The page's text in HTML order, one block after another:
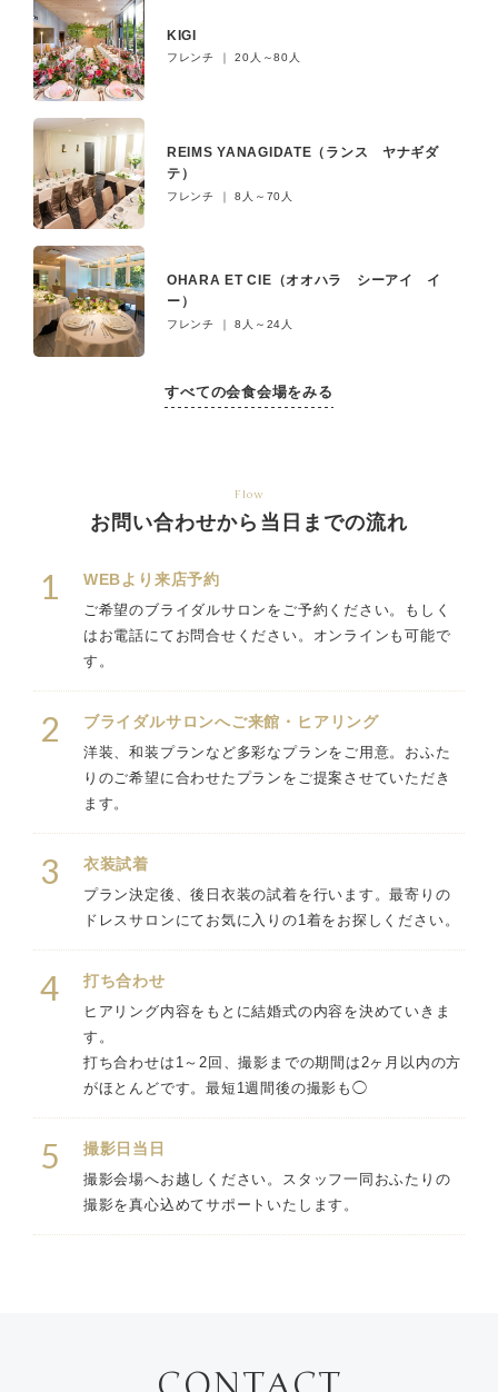
KIGI
フレンチ ｜ 20人～80人
REIMS YANAGIDATE（ランス ヤナギダ
テ）
フレンチ ｜ 8人～70人
OHARA ET CIE（オオハラ シーアイ イ
ー）
フレンチ ｜ 8人～24人
すべての会食会場をみる
Flow
お問い合わせから当日までの流れ
1 WEBより来店予約
ご希望のブライダルサロンをご予約ください。もしく
はお電話にてお問合せください。オンラインも可能で
す。
2 ブライダルサロンへご来館・ヒアリング
洋装、和装プランなど多彩なプランをご用意。おふた
りのご希望に合わせたプランをご提案させていただき
ます。
3 衣装試着
プラン決定後、後日衣装の試着を行います。最寄りの
ドレスサロンにてお気に入りの1着をお探しください。
4 打ち合わせ
ヒアリング内容をもとに結婚式の内容を決めていきま
す。
打ち合わせは1～2回、撮影までの期間は2ヶ月以内の方
がほとんどです。最短1週間後の撮影も◯
5 撮影日当日
撮影会場へお越しください。スタッフ一同おふたりの
撮影を真心込めてサポートいたします。